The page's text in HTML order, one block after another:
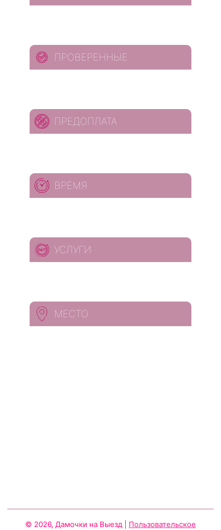
ПРОВЕРЕННЫЕ
ПРЕДОПЛАТА
ВРЕМЯ
УСЛУГИ
МЕСТО
© 2026, Дамочки на Выезд Пользовательское